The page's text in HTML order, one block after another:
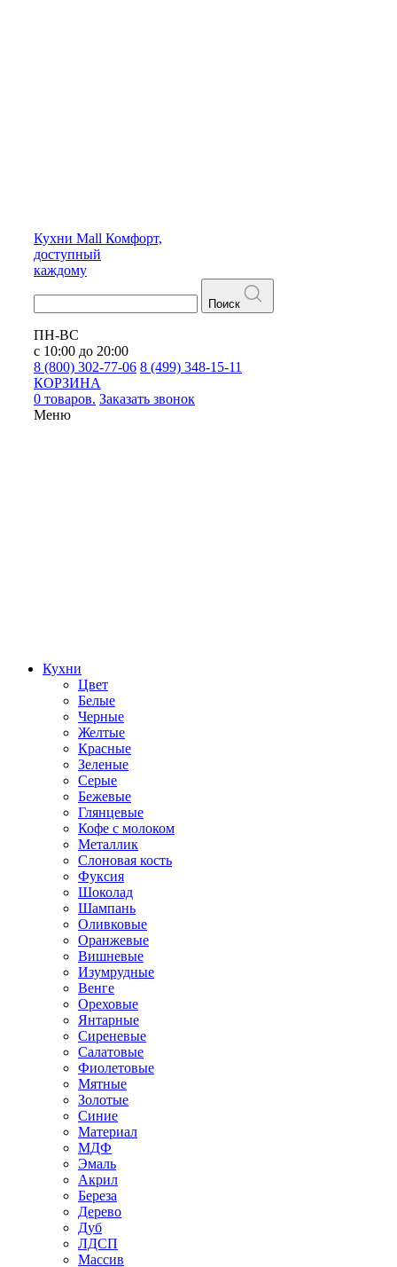
Кухни Mall Комфорт,
доступный
каждому
Поиск
ПН-ВС
с 10:00 до 20:00
8 (800) 302-77-06 8 (499) 348-15-11
КОРЗИНА
0 товаров. Заказать звонок
Меню
Кухни
Цвет
Белые
Черные
Желтые
Красные
Зеленые
Серые
Бежевые
Глянцевые
Кофе с молоком
Металлик
Слоновая кость
Фуксия
Шоколад
Шампань
Оливковые
Оранжевые
Вишневые
Изумрудные
Венге
Ореховые
Янтарные
Сиреневые
Салатовые
Фиолетовые
Мятные
Золотые
Синие
Материал
МДФ
Эмаль
Акрил
Береза
Дерево
Дуб
ЛДСП
Массив